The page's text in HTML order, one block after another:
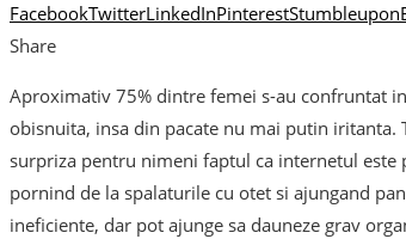
FacebookTwitterLinkedInPinterestStumbleupon
Share
Aproximativ 75% dintre femei s-au confruntat
obisnuita, insa din pacate nu mai putin
surpriza pentru nimeni faptul ca internetul
pornind de la spalaturile cu otet si ajungand
ineficiente, dar pot ajunge sa dauneze grav